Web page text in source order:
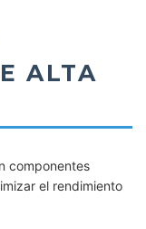
ALTA
componentes
el rendimiento